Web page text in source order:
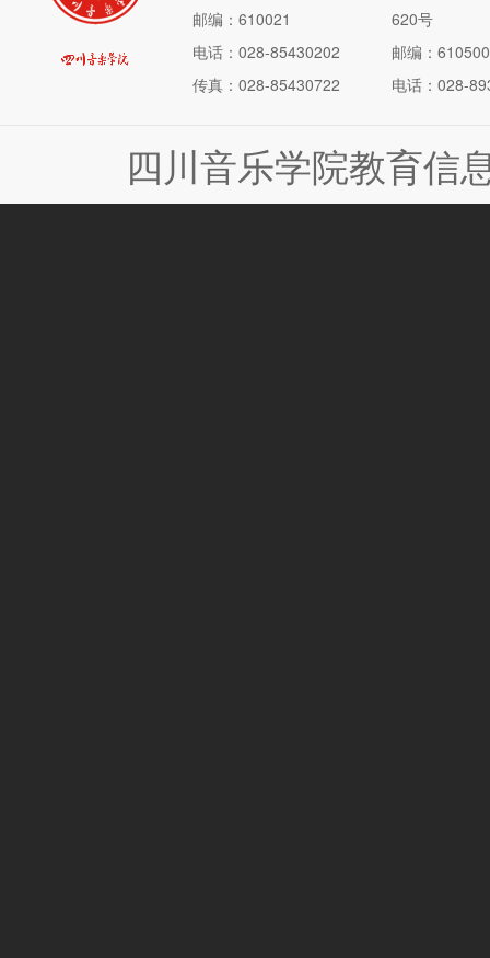
邮编：610021
电话：028-85430202
传真：028-85430722
620号
邮编：610500
电话：028-
四川音乐学院教育